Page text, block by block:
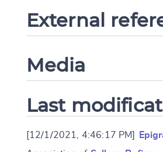
External
Media
Last
[12/1/2021, 4:46:17 PM]